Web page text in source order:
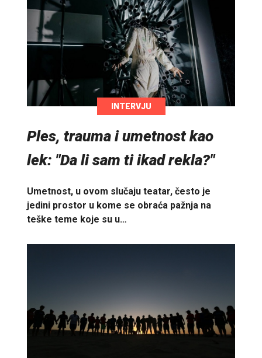
INTERVJU
Ples, trauma i umetnost kao
lek: "Da li sam ti ikad rekla?"
Umetnost, u ovom slučaju teatar, često je
jedini prostor u kome se obraća pažnja na
teške teme koje su u…